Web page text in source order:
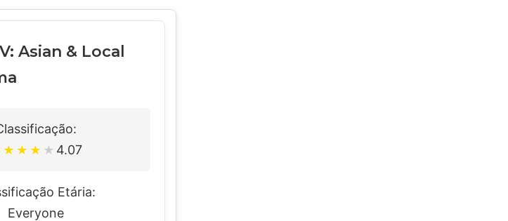
Asian & Local
★ ★ ★ ★ 4.07
Etária:
Everyone